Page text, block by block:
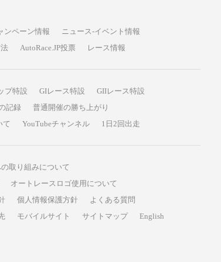
ンペーン情報
ニュース-イベント情報
AutoRace.JP投票 レース情報
プ特設 GIレース特設
GIIレース特設
記録
普通開催の勝ち上がり
て YouTubeチャンネル 1日2回出走
取り組みについて
オートレースロゴ使用について
個人情報保護方針
よくある質問
モバイルサイト サイトマップ English